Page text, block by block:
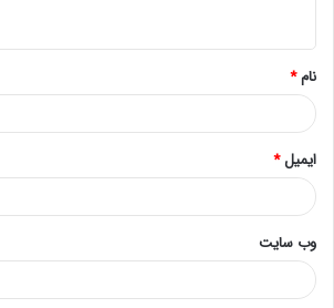
توانند دستورات خود را جهت پردازش به
ارسال نمایند.
نام*
ایمیل*
وب‌ سایت